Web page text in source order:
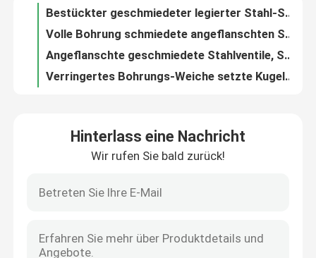
Qualitätskontrolle
Treten Sie mit uns in Verbindung
Fordern Sie ein Zitat
Rückschlagklappe
A105 Kohlenstoffstahl-Kugelventil-sich hin- und herbewegendes Weiche setzte 600LB FB drei Stück
1" - 24" Simplexkorb-Sieb-niedrige Temperatur-Kohlenstoffstahl A352 LCB flanschte zu ANSI
Keil-Schieber API 600 angeflanschter Flex2 Zoll - 24 Zoll-Form-Edelstahl
Hinterlass eine Nachricht
Wir rufen Sie bald zurück!